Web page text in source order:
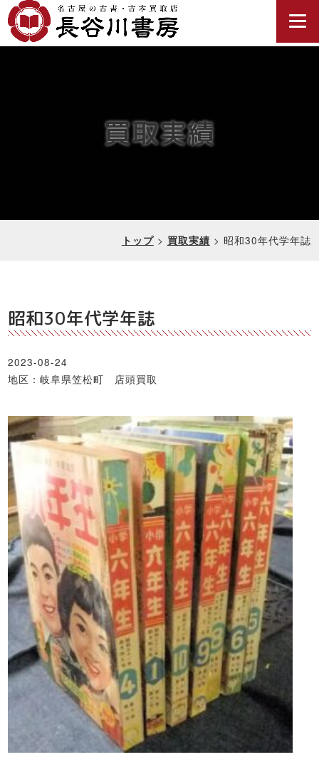
買取実績
トップ> 買取実績 > 昭和30年代学年誌
昭和30年代学年誌
2023-08-24
地区：岐阜県笠松町 店頭買取